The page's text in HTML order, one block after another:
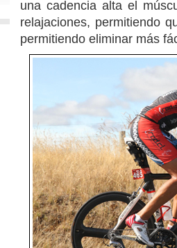
una cadencia alta el
relajaciones, permitiendo
permitiendo eliminar más